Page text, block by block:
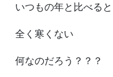
いつもの年と比べると
全く寒くない
何なのだろう？？？